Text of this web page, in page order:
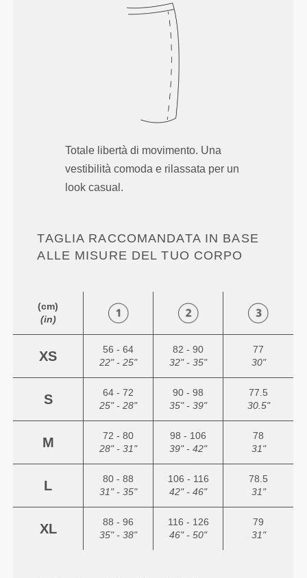
Totale libertà di movimento. Una
vestibilità comoda e rilassata per un
look casual.
TAGLIA RACCOMANDATA IN BASE
ALLE MISURE DEL TUO CORPO
(cm)
(in)
XS
56 - 64
22" - 25"
82 - 90
32" - 35"
77
30"
S
64 - 72
25" - 28"
90 - 98
35" - 39"
77.5
30.5"
M
72 - 80
28" - 31"
98 - 106
39" - 42"
78
31"
L
80 - 88
31" - 35"
106 - 116
42" - 46"
78.5
31"
XL
88 - 96
35" - 38"
116 - 126
46" - 50"
79
31"